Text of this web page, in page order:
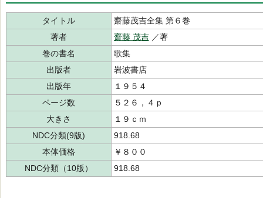
タイトル
齋藤茂吉全集 第６巻
著者
齋藤 茂吉 ／著
巻の書名
歌集
出版者
岩波書店
出版年
１９５４
ページ数
５２６，４ｐ
大きさ
１９ｃｍ
NDC分類(9版)
918.68
本体価格
￥８００
NDC分類（10版）
918.68